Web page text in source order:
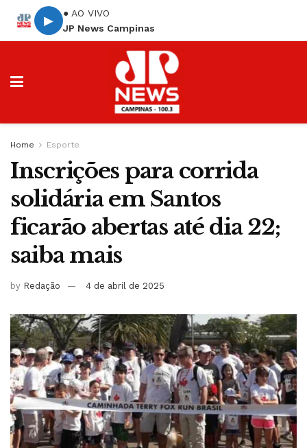
▶
● AO VIVO
JP News Campinas
Home Esporte
Inscrições para corrida
solidária em Santos
ficarão abertas até dia 22;
saiba mais
by Redação 4 de abril de 2025